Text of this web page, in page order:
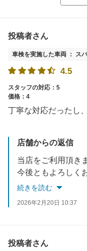
投稿者さん
車検を実施した車両 ： ス
4.5
スタッフの対応：5
価格：4
丁寧な対応だったし
店舗からの返信
今後ともよろしく
続きを読む
2026年2月20日 10:37
投稿者さん